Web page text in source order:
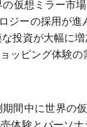
仮想ミラー市
ジーの採用が
投資が大幅に
ッピング体験の
間中に世界の